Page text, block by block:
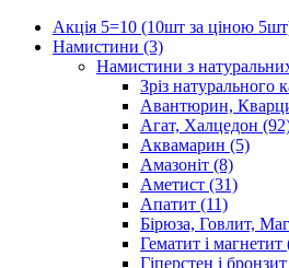
Акція 5=10 (10шт за ціною
Намистини (3)
Намистини з
Зріз натурального
Авантюрин,
Агат, Халцедон
Аквамарин (5)
Амазоніт (8)
Аметист (31)
Апатит (11)
Бірюза, Говлит,
Гематит і магнетит
Гіперстен і бронзит